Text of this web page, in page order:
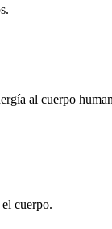
al cuerpo
cuerpo.